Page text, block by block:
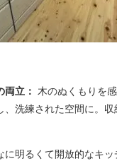
立： 木のぬくもりを
、洗練された空間に。
に明るくて開放的なキ